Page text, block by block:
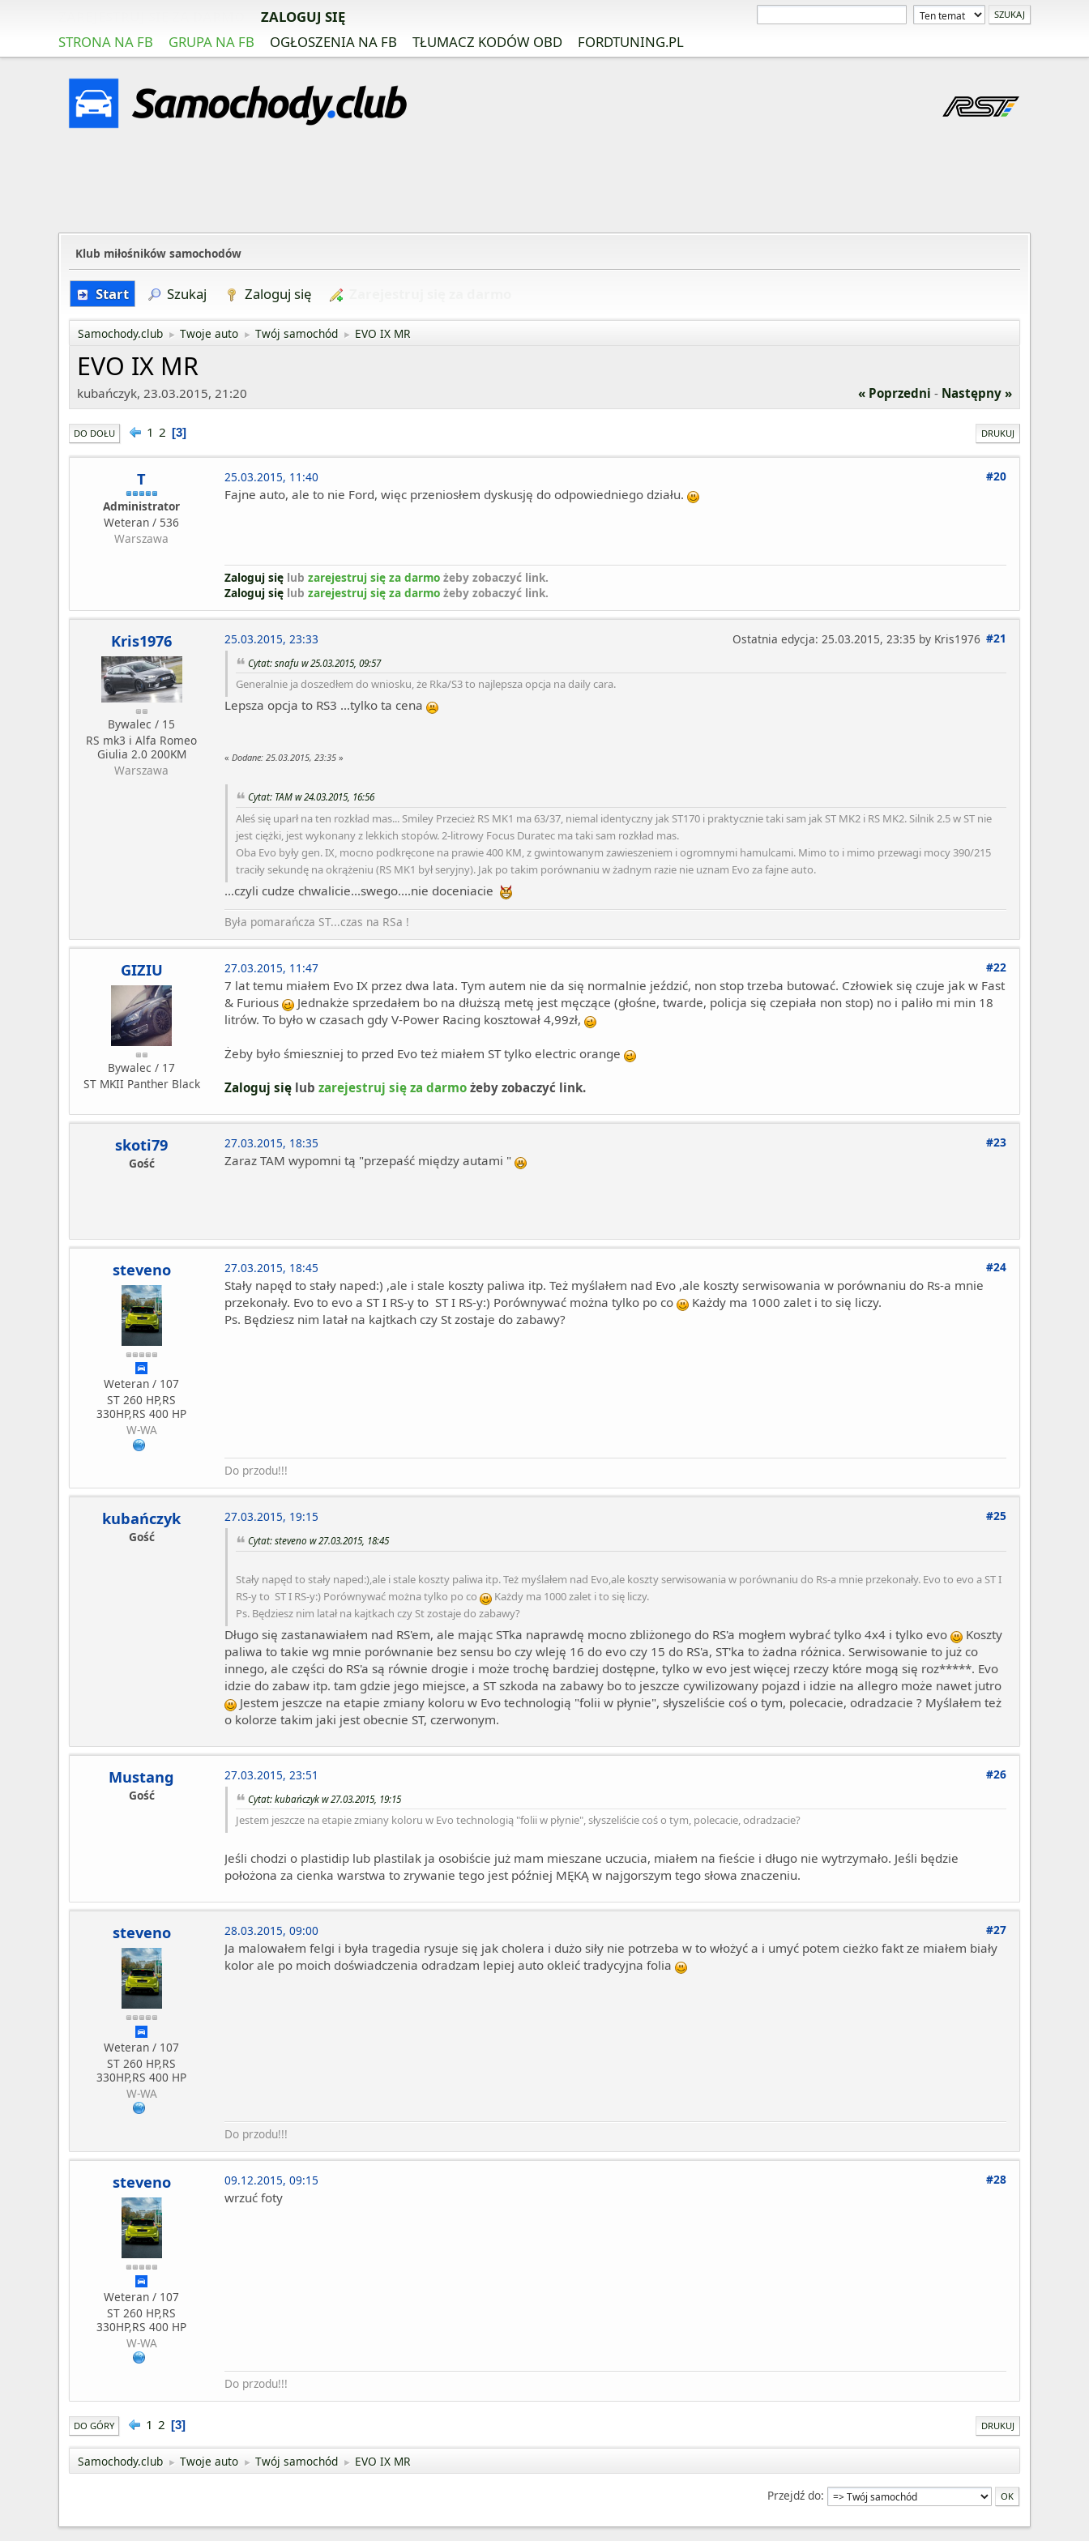
ZALOGUJ SIĘ
STRONA NA FB
GRUPA NA FB OGŁOSZENIA NA FB TŁUMACZ KODÓW OBD FORDTUNING.PL
Klub miłośników samochodów
Start Szukaj Zaloguj się
Samochody.club ► Twoje auto ► Twój samochód ► EVO IX MR
EVO IX MR
kubańczyk, 23.03.2015, 21:20 « Poprzedni - Następny »
DRUKUJ
DO DOŁU 1 2 3
T
Administrator
Weteran / 536
Warszawa
25.03.2015, 11:40 #20
Fajne auto, ale to nie Ford, więc przeniosłem dyskusję do odpowiedniego działu.
Zaloguj się lub zarejestruj się za darmo żeby zobaczyć link.
Zaloguj się lub zarejestruj się za darmo żeby zobaczyć link.
Kris1976
Bywalec / 15
RS mk3 i Alfa Romeo
Giulia 2.0 200KM
Warszawa
25.03.2015, 23:33 #21
Ostatnia edycja: 25.03.2015, 23:35 by Kris1976
Cytat: snafu w 25.03.2015, 09:57
Generalnie ja doszedłem do wniosku, że Rka/S3 to najlepsza opcja na daily cara.
Lepsza opcja to RS3 ...tylko ta cena
« Dodane: 25.03.2015, 23:35 »
Cytat: TAM w 24.03.2015, 16:56
Aleś się uparł na ten rozkład mas... Smiley Przecież RS MK1 ma 63/37, niemal identyczny jak ST170 i praktycznie taki sam jak ST MK2 i RS MK2. Silnik 2.5 w ST nie
jest ciężki, jest wykonany z lekkich stopów. 2-litrowy Focus Duratec ma taki sam rozkład mas.
Oba Evo były gen. IX, mocno podkręcone na prawie 400 KM, z gwintowanym zawieszeniem i ogromnymi hamulcami. Mimo to i mimo przewagi mocy 390/215
traciły sekundę na okrążeniu (RS MK1 był seryjny). Jak po takim porównaniu w żadnym razie nie uznam Evo za fajne auto.
...czyli cudze chwalicie...swego....nie doceniacie
Była pomarańcza ST...czas na RSa !
GIZIU
Bywalec / 17
ST MKII Panther Black
27.03.2015, 11:47 #22
7 lat temu miałem Evo IX przez dwa lata. Tym autem nie da się normalnie jeździć, non stop trzeba butować. Człowiek się czuje jak w Fast
& Furious
Jednakże sprzedałem bo na dłuższą metę jest męczące (głośne, twarde, policja się czepiała non stop) no i paliło mi min 18
litrów. To było w czasach gdy V-Power Racing kosztował 4,99zł,
Żeby było śmieszniej to przed Evo też miałem ST tylko electric orange
Zaloguj się lub zarejestruj się za darmo żeby zobaczyć link.
skoti79
Gość
27.03.2015, 18:35 #23
Zaraz TAM wypomni tą "przepaść między autami "
steveno
Weteran / 107
ST 260 HP,RS
330HP,RS 400 HP
W-WA
27.03.2015, 18:45 #24
Stały napęd to stały naped:) ,ale i stale koszty paliwa itp. Też myślałem nad Evo ,ale koszty serwisowania w porównaniu do Rs-a mnie
przekonały. Evo to evo a ST I RS-y to ST I RS-y:) Porównywać można tylko po co
Każdy ma 1000 zalet i to się liczy.
Ps. Będziesz nim latał na kajtkach czy St zostaje do zabawy?
Do przodu!!!
kubańczyk
Gość
27.03.2015, 19:15 #25
Cytat: steveno w 27.03.2015, 18:45
Stały napęd to stały naped:),ale i stale koszty paliwa itp. Też myślałem nad Evo,ale koszty serwisowania w porównaniu do Rs-a mnie przekonały. Evo to evo a ST I
RS-y to ST I RS-y:) Porównywać można tylko po co
Każdy ma 1000 zalet i to się liczy.
Ps. Będziesz nim latał na kajtkach czy St zostaje do zabawy?
Długo się zastanawiałem nad RS'em, ale mając STka naprawdę mocno zbliżonego do RS'a mogłem wybrać tylko 4x4 i tylko evo
Koszty
paliwa to takie wg mnie porównanie bez sensu bo czy wleję 16 do evo czy 15 do RS'a, ST'ka to żadna różnica. Serwisowanie to już co
innego, ale części do RS'a są równie drogie i może trochę bardziej dostępne, tylko w evo jest więcej rzeczy które mogą się roz*****. Evo
idzie do zabaw itp. tam gdzie jego miejsce, a ST szkoda na zabawy bo to jeszcze cywilizowany pojazd i idzie na allegro może nawet jutro
Jestem jeszcze na etapie zmiany koloru w Evo technologią "folii w płynie", słyszeliście coś o tym, polecacie, odradzacie ? Myślałem też
o kolorze takim jaki jest obecnie ST, czerwonym.
Mustang
Gość
27.03.2015, 23:51 #26
Cytat: kubańczyk w 27.03.2015, 19:15
Jestem jeszcze na etapie zmiany koloru w Evo technologią "folii w płynie", słyszeliście coś o tym, polecacie, odradzacie?
Jeśli chodzi o plastidip lub plastilak ja osobiście już mam mieszane uczucia, miałem na fieście i długo nie wytrzymało. Jeśli będzie
położona za cienka warstwa to zrywanie tego jest później MĘKĄ w najgorszym tego słowa znaczeniu.
steveno
Weteran / 107
ST 260 HP,RS
330HP,RS 400 HP
W-WA
28.03.2015, 09:00 #27
Ja malowałem felgi i była tragedia rysuje się jak cholera i dużo siły nie potrzeba w to włożyć a i umyć potem cieżko fakt ze miałem biały
kolor ale po moich doświadczenia odradzam lepiej auto okleić tradycyjna folia
Do przodu!!!
steveno
Weteran / 107
ST 260 HP,RS
330HP,RS 400 HP
W-WA
09.12.2015, 09:15 #28
wrzuć foty
Do przodu!!!
DRUKUJ
DO GÓRY 1 2 3
Samochody.club ► Twoje auto ► Twój samochód ► EVO IX MR
Przejdź do